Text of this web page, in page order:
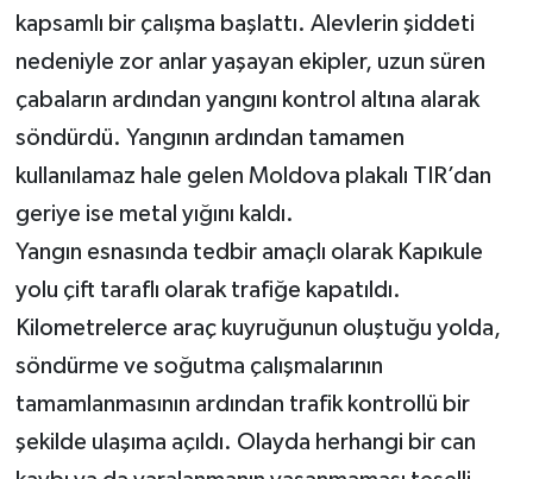
kapsamlı bir çalışma başlattı. Alevlerin şiddeti
nedeniyle zor anlar yaşayan ekipler, uzun süren
çabaların ardından yangını kontrol altına alarak
söndürdü. Yangının ardından tamamen
kullanılamaz hale gelen Moldova plakalı TIR’dan
geriye ise metal yığını kaldı.
Yangın esnasında tedbir amaçlı olarak Kapıkule
yolu çift taraflı olarak trafiğe kapatıldı.
Kilometrelerce araç kuyruğunun oluştuğu yolda,
söndürme ve soğutma çalışmalarının
tamamlanmasının ardından trafik kontrollü bir
şekilde ulaşıma açıldı. Olayda herhangi bir can